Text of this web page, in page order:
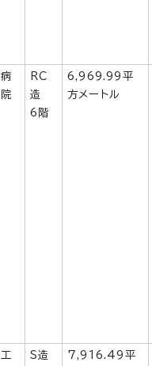
病
院
RC
造
6階
6,969.99平
方メートル
工
S造
7,916.49平